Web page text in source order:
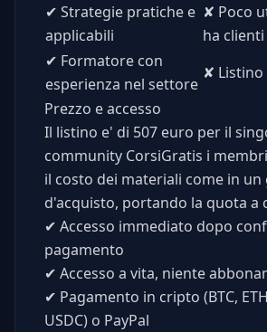
✔ Strategie pratiche e
applicabili
✘ Poco
ha
✔ Formatore con
esperienza nel settore
✘
Prezzo e accesso
Il listino e' di 507 euro per il
community CorsiGratis i
il costo dei materiali come in
d'acquisto, portando la quota a
✔ Accesso immediato dopo
pagamento
✔ Accesso a vita, niente
✔ Pagamento in cripto (BTC,
USDC) o PayPal